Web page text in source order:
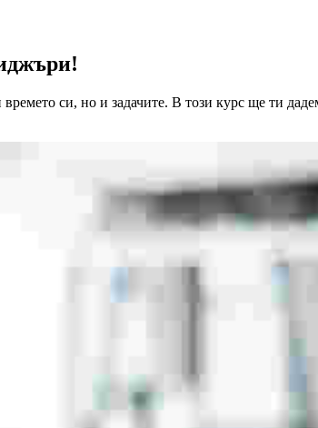
си, но и задачите. В този курс ще ти